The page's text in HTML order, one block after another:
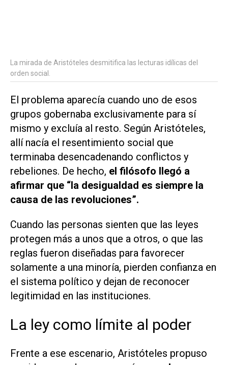
La mirada de Aristóteles desmitifica las lecturas idílicas del
orden social.
El problema aparecía cuando uno de esos
grupos gobernaba exclusivamente para sí
mismo y excluía al resto. Según Aristóteles,
allí nacía el resentimiento social que
terminaba desencadenando conflictos y
rebeliones. De hecho, el filósofo llegó a
afirmar que “la desigualdad es siempre la
causa de las revoluciones”.
Cuando las personas sienten que las leyes
protegen más a unos que a otros, o que las
reglas fueron diseñadas para favorecer
solamente a una minoría, pierden confianza en
el sistema político y dejan de reconocer
legitimidad en las instituciones.
La ley como límite al poder
Frente a ese escenario, Aristóteles propuso